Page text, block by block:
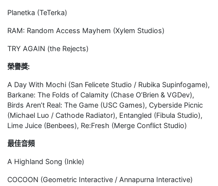
Planetka (TeTerka)
RAM: Random Access Mayhem (Xylem Studios)
TRY AGAIN (the Rejects)
榮譽獎:
A Day With Mochi (San Felicete Studio / Rubika Supinfogame),
Barkane: The Folds of Calamity (Chase O’Brien & VGDev),
Birds Aren’t Real: The Game (USC Games), Cyberside Picnic
(Michael Luo / Cathode Radiator), Entangled (Fibula Studio),
Lime Juice (Benbees), Re:Fresh (Merge Conflict Studio)
最佳音頻
A Highland Song (Inkle)
COCOON (Geometric Interactive / Annapurna Interactive)